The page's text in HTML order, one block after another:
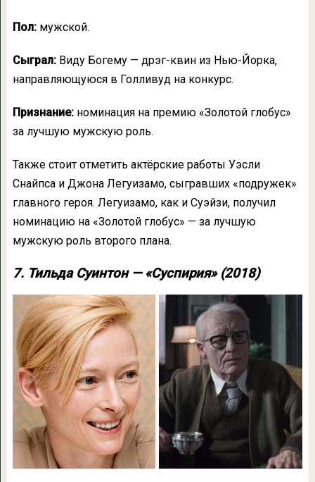
Пол:мужской.
Сыграл:Виду Богему — дрэг-квин из Нью-Йорка,
направляющуюся в Голливуд на конкурс.
Признание:номинация на премию «Золотой глобус»
за лучшую мужскую роль.
Также стоит отметить актёрские работы Уэсли
Снайпса и Джона Легуизамо, сыгравших «подружек»
главного героя. Легуизамо, как и Суэйзи, получил
номинацию на «Золотой глобус» — за лучшую
мужскую роль второго плана.
7. Тильда Суинтон — «Суспирия» (2018)